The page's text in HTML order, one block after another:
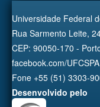
Universidade Federal
Rua Sarmento Leite,
CEP: 90050-170 -
facebook.com/
Fone +55 (51) 3303-
Desenvolvido pelo